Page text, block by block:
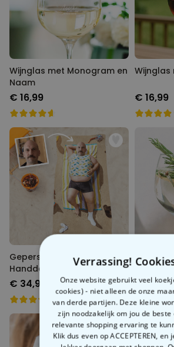
Wijnglas met Monogram en
Naam
€ 16,99
Wijnglas
€ 16,99
Gepersonaliseerde
Handdoek met
Droomlichaam
€ 34,99
Gin
€ 19,99
Verrassing!
Onze website gebruikt veel
cookies) - niet alleen de onze
van derde partijen. Deze kleine
zijn noodzakelijk om jou de beste
relevante shopping ervaring te
Klik dus even op ACCEPTEREN, en